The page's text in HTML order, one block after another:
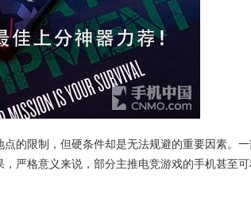
的限制，但硬条件却是无法规避的重要因素。
严格意义来说，部分主推电竞游戏的手机甚至